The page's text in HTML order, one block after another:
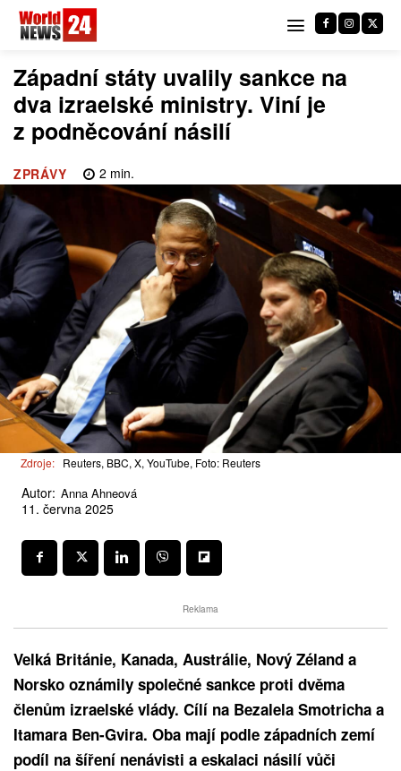
Západní státy uvalily sankce na
dva izraelské ministry. Viní je
z podněcování násilí
ZPRÁVY 2 min.
Zdroje: Reuters, BBC, X, YouTube, Foto: Reuters
Autor: Anna Ahneová
11. června 2025
Reklama
Velká Británie, Kanada, Austrálie, Nový Zéland a
Norsko oznámily společné sankce proti dvěma
členům izraelské vlády. Cílí na Bezalela Smotricha a
Itamara Ben-Gvira. Oba mají podle západních zemí
podíl na šíření nenávisti a eskalaci násilí vůči